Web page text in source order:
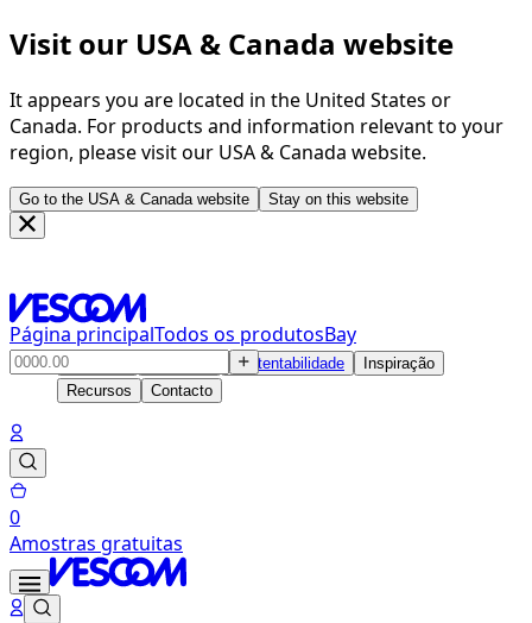
Visit our USA & Canada website
It appears you are located in the United States or
Canada. For products and information relevant to your
region, please visit our USA & Canada website.
Go to the USA & Canada website Stay on this website
Página principalTodos os produtosBay
Produtos Sustentabilidade
Inspiração
Recursos
Contacto
0
Amostras gratuitas